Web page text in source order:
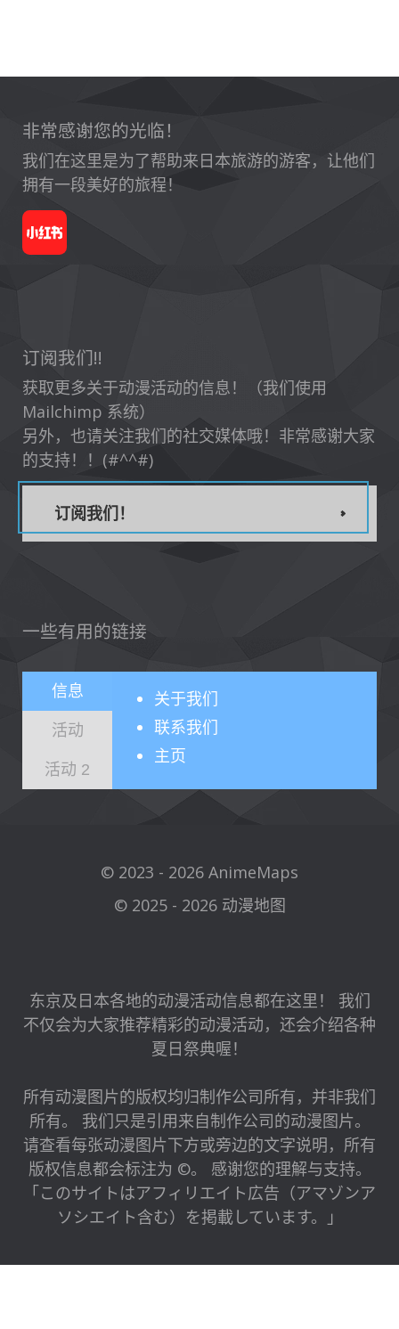
非常感谢您的光临！
我们在这里是为了帮助来日本旅游的游客，让他们
拥有一段美好的旅程！
订阅我们!!
获取更多关于动漫活动的信息！（我们使用
Mailchimp 系统）
另外，也请关注我们的社交媒体哦！非常感谢大家
的支持！！(#^^#)
订阅我们！
一些有用的链接
信息
活动
活动 2
关于我们
联系我们
主页
© 2023 - 2026 AnimeMaps
© 2025 - 2026 动漫地图
东京及日本各地的动漫活动信息都在这里！ 我们
不仅会为大家推荐精彩的动漫活动，还会介绍各种
夏日祭典喔！
所有动漫图片的版权均归制作公司所有，并非我们
所有。 我们只是引用来自制作公司的动漫图片。
请查看每张动漫图片下方或旁边的文字说明，所有
版权信息都会标注为 ©。 感谢您的理解与支持。
「このサイトはアフィリエイト広告（アマゾンア
ソシエイト含む）を掲載しています。」